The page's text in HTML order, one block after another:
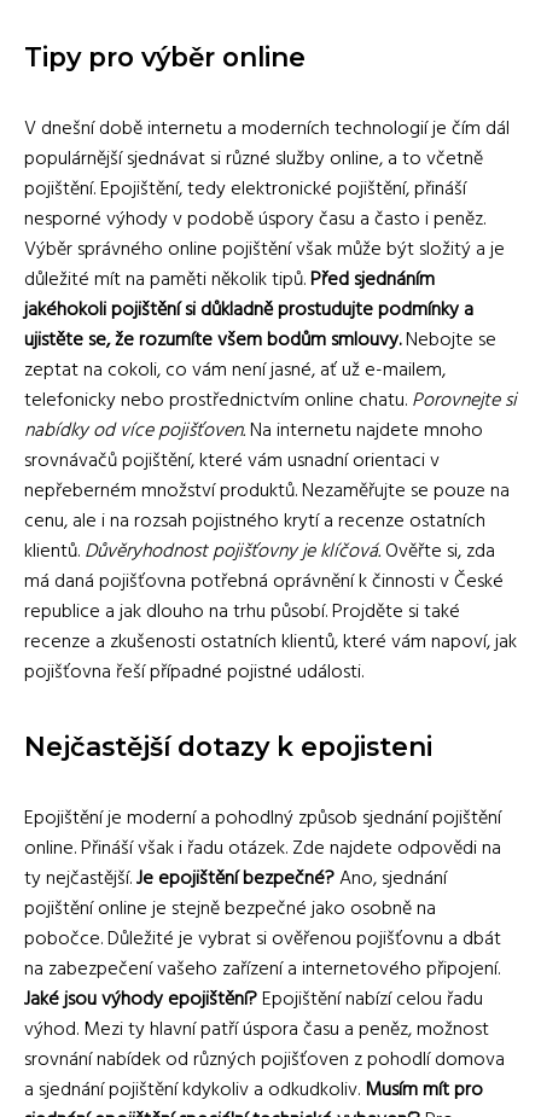
Tipy pro výběr online
V dnešní době internetu a moderních technologií je čím dál
populárnější sjednávat si různé služby online, a to včetně
pojištění. Epojištění, tedy elektronické pojištění, přináší
nesporné výhody v podobě úspory času a často i peněz.
Výběr správného online pojištění však může být složitý a je
důležité mít na paměti několik tipů.Před sjednáním
jakéhokoli pojištění si důkladně prostudujte podmínky a
ujistěte se, že rozumíte všem bodům smlouvy.Nebojte se
zeptat na cokoli, co vám není jasné, ať už e-mailem,
telefonicky nebo prostřednictvím online chatu.Porovnejte si
nabídky od více pojišťoven.Na internetu najdete mnoho
srovnávačů pojištění, které vám usnadní orientaci v
nepřeberném množství produktů. Nezaměřujte se pouze na
cenu, ale i na rozsah pojistného krytí a recenze ostatních
klientů.Důvěryhodnost pojišťovny je klíčová.Ověřte si, zda
má daná pojišťovna potřebná oprávnění k činnosti v České
republice a jak dlouho na trhu působí. Projděte si také
recenze a zkušenosti ostatních klientů, které vám napoví, jak
pojišťovna řeší případné pojistné události.
Nejčastější dotazy k epojisteni
Epojištění je moderní a pohodlný způsob sjednání pojištění
online. Přináší však i řadu otázek. Zde najdete odpovědi na
ty nejčastější.Je epojištění bezpečné?Ano, sjednání
pojištění online je stejně bezpečné jako osobně na
pobočce. Důležité je vybrat si ověřenou pojišťovnu a dbát
na zabezpečení vašeho zařízení a internetového připojení.
Jaké jsou výhody epojištění?Epojištění nabízí celou řadu
výhod. Mezi ty hlavní patří úspora času a peněz, možnost
srovnání nabídek od různých pojišťoven z pohodlí domova
a sjednání pojištění kdykoliv a odkudkoliv.Musím mít pro